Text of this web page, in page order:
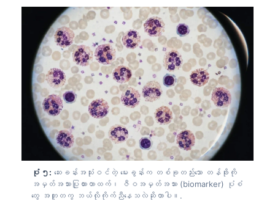
ပုံ ၅: ဆေးခန်းအသုံးဝင်တဲ့ မေးခွန်းက တစ်ခုတည်းသော တန်ဖိုးကို
အမှတ်အသားပြုထားတာထက်၊ ဇီဝအမှတ်အသား (biomarker) ပုံစံ
တွေ အတူတကွ ဘယ်လိုကိုက်ညီနေသလဲဆိုတာပါ။.
ភាសាខ្មែរ
Kiswahili
አማርኛ
Українська
O‘zbekcha
Català
Қазақ тілі
Suomi
Hrvatski